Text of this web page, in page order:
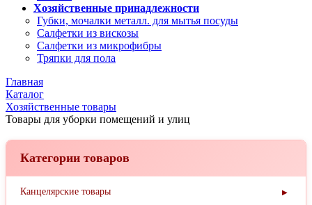
Хозяйственные принадлежности
Губки, мочалки металл. для мытья посуды
Салфетки из вискозы
Салфетки из микрофибры
Тряпки для пола
Главная
Каталог
Хозяйственные товары
Товары для уборки помещений и улиц
Категории товаров
Канцелярские товары ▶